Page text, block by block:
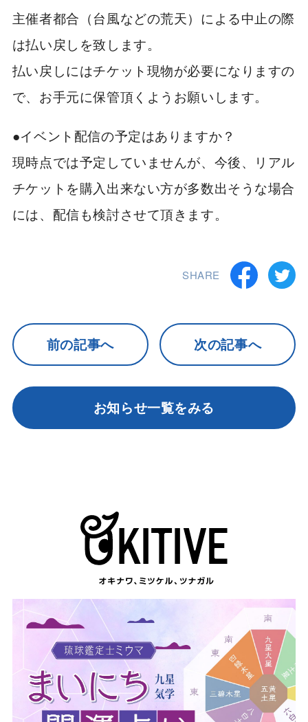
主催者都合（台風などの荒天）による中止の際
は払い戻しを致します。
払い戻しにはチケット現物が必要になりますの
で、お手元に保管頂くようお願いします。
●イベント配信の予定はありますか？
現時点では予定していませんが、今後、リアル
チケットを購入出来ない方が多数出そうな場合
には、配信も検討させて頂きます。
SHARE
前の記事へ 次の記事へ
お知らせ一覧をみる